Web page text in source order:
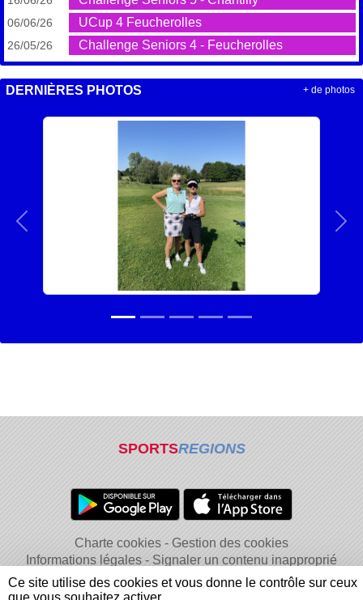
06/06/26 UCup 4 Feucherolles
26/05/26 Challenge Seniors 4 - Feucherolles
DERNIÈRES PHOTOS
Précedent
+ de photos
SPORTSREGIONS
Charte cookies
Gestion des cookies
Informations légales
Signaler un contenu inapproprié
Ce site utilise des cookies et vous donne le contrôle sur ceux
que vous souhaitez activer